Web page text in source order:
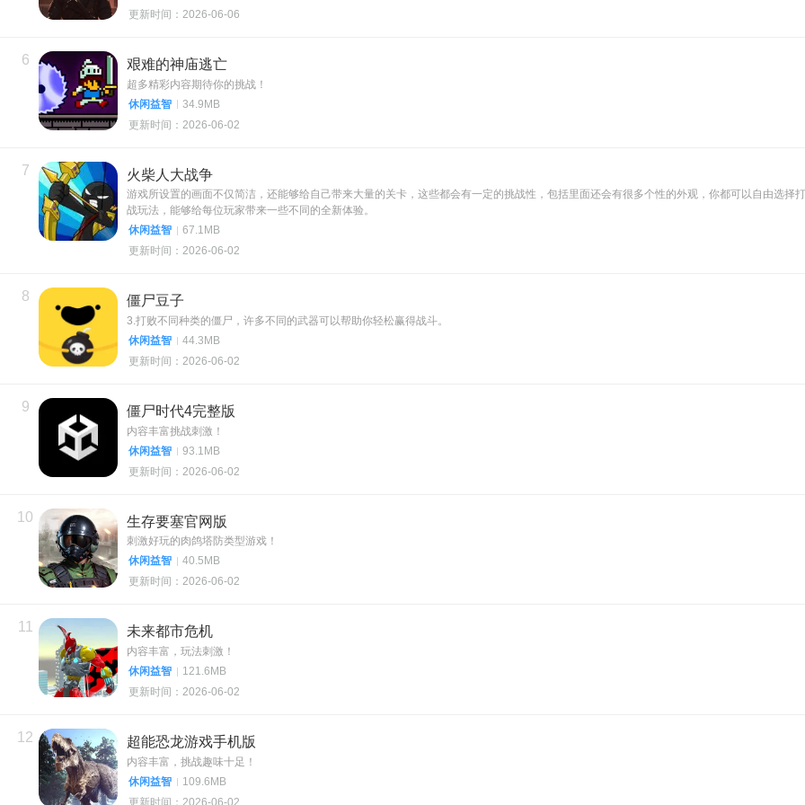
更新时间：2026-06-06
6 艰难的神庙逃亡
超多精彩内容期待你的挑战！
休闲益智
34.9MB
更新时间：2026-06-02
7 火柴人大战争
游戏所设置的画面不仅简洁，还能够给自己带来大量的关卡，这些都会有一定的挑战性，包括里面还会有很多个性的外观，你都可以自由选
战玩法，能够给每位玩家带来一些不同的全新体验。
休闲益智
67.1MB
更新时间：2026-06-02
8 僵尸豆子
3.打败不同种类的僵尸，许多不同的武器可以帮助你轻松赢得战斗。
休闲益智
44.3MB
更新时间：2026-06-02
9 僵尸时代4完整版
内容丰富挑战刺激！
休闲益智
93.1MB
更新时间：2026-06-02
10 生存要塞官网版
刺激好玩的肉鸽塔防类型游戏！
休闲益智
40.5MB
更新时间：2026-06-02
11 未来都市危机
内容丰富，玩法刺激！
休闲益智
121.6MB
更新时间：2026-06-02
12 超能恐龙游戏手机版
内容丰富，挑战趣味十足！
休闲益智
109.6MB
更新时间：2026-06-02